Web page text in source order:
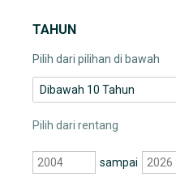
TAHUN
Pilih dari pilihan di bawah
Dibawah 10 Tahun
Pilih dari rentang
sampai